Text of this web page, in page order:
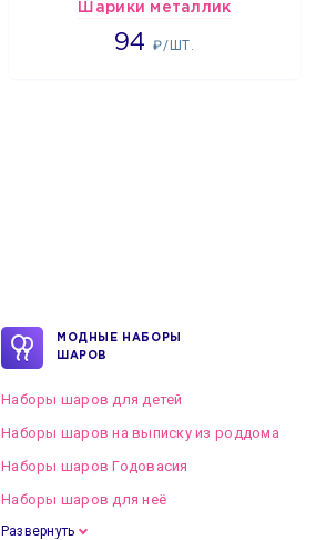
Шарики металлик
94₽/ШТ.
1697
МОДНЫЕ НАБОРЫ
ШАРОВ
Наборы шаров для детей
Наборы шаров на выписку из роддома
Наборы шаров Годовасия
Наборы шаров для неё
Развернуть